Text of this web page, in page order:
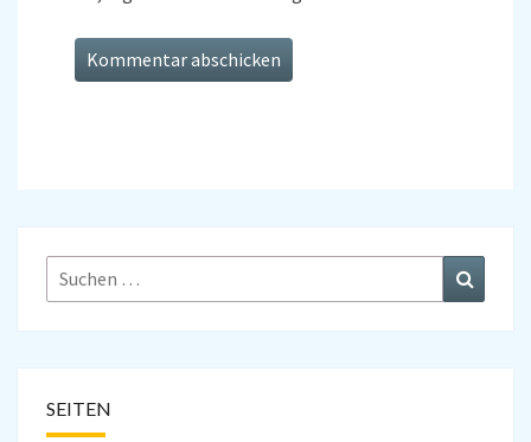
Suchen
nach:
SEITEN